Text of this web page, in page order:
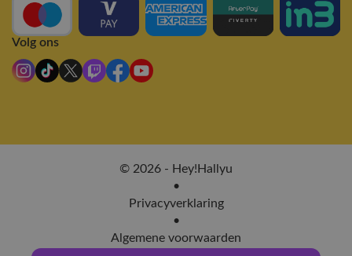
Volg ons
© 2026 - Hey!Hallyu
•
Privacyverklaring
•
Algemene voorwaarden